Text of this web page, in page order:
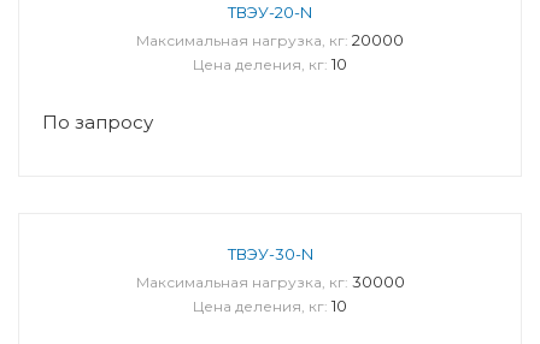
ТВЭУ-20-N
Максимальная нагрузка, кг: 20000
Цена деления, кг: 10
По запросу
ТВЭУ-30-N
Максимальная нагрузка, кг: 30000
Цена деления, кг: 10